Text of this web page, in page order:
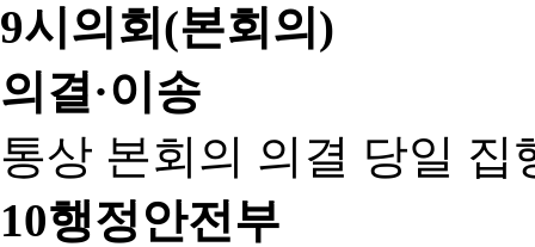
9시의회(본회의)
의결·이송
통상 본회의 의결 당일 집
10행정안전부